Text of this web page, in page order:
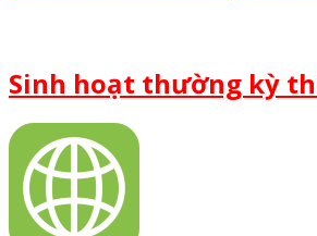
Sinh hoạt thường kỳ